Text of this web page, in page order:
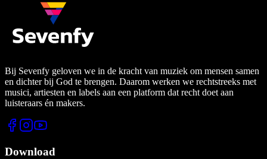
Bij Sevenfy geloven we in de kracht van muziek om mensen samen
en dichter bij God te brengen. Daarom werken we rechtstreeks met
musici, artiesten en labels aan een platform dat recht doet aan
luisteraars én makers.
Download